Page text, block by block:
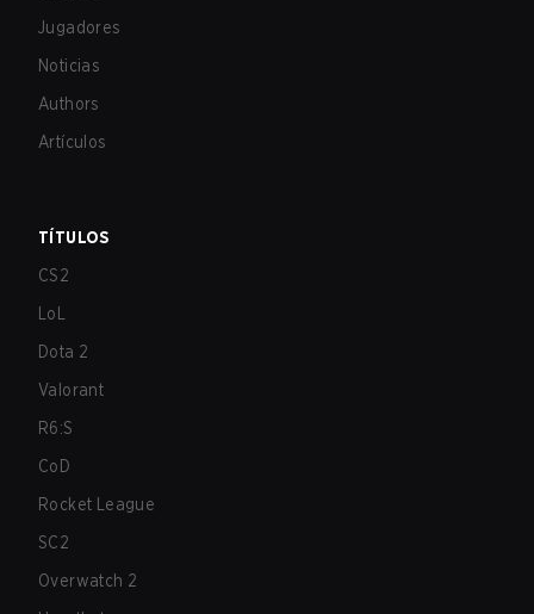
Jugadores
Noticias
Authors
Artículos
TÍTULOS
CS2
LoL
Dota 2
Valorant
R6:S
CoD
Rocket League
SC2
Overwatch 2